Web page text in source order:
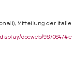
Mitteilung der
docweb/